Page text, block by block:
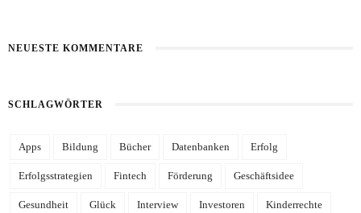
NEUESTE KOMMENTARE
SCHLAGWÖRTER
Apps Bildung Bücher Datenbanken Erfolg
Erfolgsstrategien Fintech Förderung Geschäftsidee
Gesundheit Glück Interview Investoren Kinderrechte